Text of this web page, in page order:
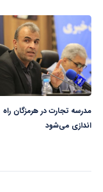
مدرسه تجارت در هرمزگان راه
اندازی می‌شود